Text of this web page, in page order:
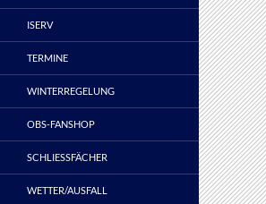
ISERV
TERMINE
WINTERREGELUNG
OBS-FANSHOP
SCHLIESSFÄCHER
WETTER/AUSFALL